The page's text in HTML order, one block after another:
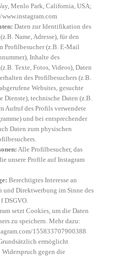
Menlo Park, California, USA;
Daten zur Identifikation des
Name, Adresse), für den
Profilbesucher (z.B. E-Mail
Inhalte des
Texte, Fotos, Videos), Daten
des Profilbesuchers (z.B.
Websites, gesuchte
Dienste), technische Daten (z.B.
Aufruf des Profils verwendete
und bei entsprechender
Daten zum physischen
Alle Profilbesucher, das
unsere Profile auf Instagram
Berechtigtes Interesse an
Direktwerbung im Sinne des
DSGVO.
setzt Cookies, um die Daten
zu speichern. Mehr dazu:
155833707900388
ermöglicht
Widerspruch gegen die